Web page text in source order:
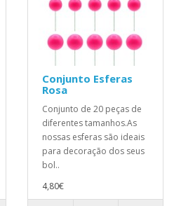
Conjunto Esferas
Rosa
Conjunto de 20 peças de
diferentes tamanhos.As
nossas esferas são ideais
para decoração dos seus
bol..
4,80€